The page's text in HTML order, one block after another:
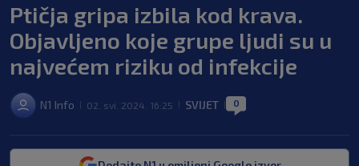
Ptičja gripa izbila kod krava.
Objavljeno koje grupe ljudi su u
najvećem riziku od infekcije
N1 Info 02. svi. 2024. 16:25 SVIJET 0